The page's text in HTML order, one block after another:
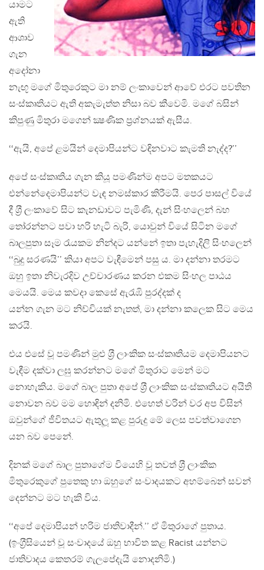
යාමට
ඇති
ආශාව
ගැන
අදෝනා
නැඟූ මගේ මිතුරෙකුට මා නම් ලංකාවෙන් ආවේ එරට පවතින
සංස්කෘතියට ඇති අකැමැත්ත නිසා බව කීවෙමි. මගේ බසින්
කිපුණු මිතුරා මගෙන් ක්‍ෂණික ප‍්‍රශ්නයක් ඇසීය.
‘‘ඇයි, අපේ ළමයින් දෙමාපියන්ට වඳිනවාට කැමති නැද්ද?’’
අපේ සංස්කෘතිය ගැන කියූ පමණින්ම අපට මතකයට
එන්නේදෙමාපියන්ට වැඳ නමස්කාර කිරීමයි. පෙර පාසල් වියේ
දී ශ‍්‍රී ලංකාවේ සිට කැනඩාවට පැමිණි, දැන් සිංහලෙන් බහ
තෝරන්නට පවා හරි හැටි බැරි, යොවුන් වියේ සිටින මගේ
බාලපුතා සෑම රැයකම නින්දට යන්නේ ඉතා පැහැදිලි සිංහලෙන්
‘‘බුදු සරණයි’’ කියා අපට වැඳීමෙන් පසු ය. මා දන්නා තරමට
ඔහු ඉතා නිවැරදිව උච්චාරණය කරන එකම සිංහල පාඨය
මෙයයි. මෙය කවදා කෙසේ ඇරැඹි පුරද්දක් ද
යන්න ගැන මට නිච්චියක් නැතත්, මා දන්නා කලෙක සිට මෙය
කරයි.
එය එසේ වූ පමණින් මුළු ශ‍්‍රී ලාංකික සංස්කෘතියම දෙමාපියනට
වැඳීම දක්වා ලඝු කරන්නට මගේ මිතුරාට මෙන් මට
නොහැකිය. මගේ බාල පුතා අපේ ශ‍්‍රී ලාංකික සංස්කෘතියට අයිති
නොවන බව මම හොඳින් දනිමි. එහෙත් වරින් වර අප විසින්
ඔවුන්ගේ ජීවිතයට ඇතුලූ කළ පුරුදු මේ ලෙස පවත්වාගෙන
යන බව පෙනේ.
දිනක් මගේ බාල පුතාගේම වියෙහි වූ තවත් ශ‍්‍රී ලාංකික
මිතුරෙකුගේ පුතෙකු හා ඔහුගේ සංවාදයකට අහම්බෙන් සවන්
දෙන්නට මට හැකි විය.
‘‘අපේ දෙමාපියන් හරිම ජාතිවාදීන්.’’ ඒ මිතුරාගේ පුතාය.
(ඉංග‍්‍රීසියෙන් වූ සංවාදයේ ඔහු භාවිත කළ Racist යන්නට
ජාතිවාදය කෙතරම් ගැලපේදැයි නොදනිමි.)